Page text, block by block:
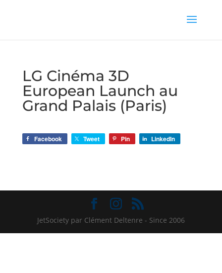
LG Cinéma 3D
European Launch au
Grand Palais (Paris)
Facebook Tweet Pin LinkedIn
JetSociety par Clément Deltenre - Since 2006